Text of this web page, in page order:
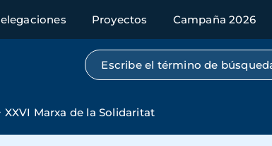
Proyectos Campaña 2026
Búsqueda por texto completo
XXVI Marxa de la Solidaritat